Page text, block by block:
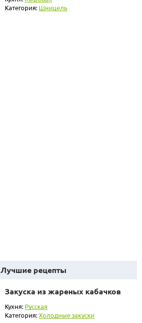
Категория: Шницель
Лучшие рецепты
Закуска из жареных кабачков
Кухня: Русская
Категория:Холодные закуски